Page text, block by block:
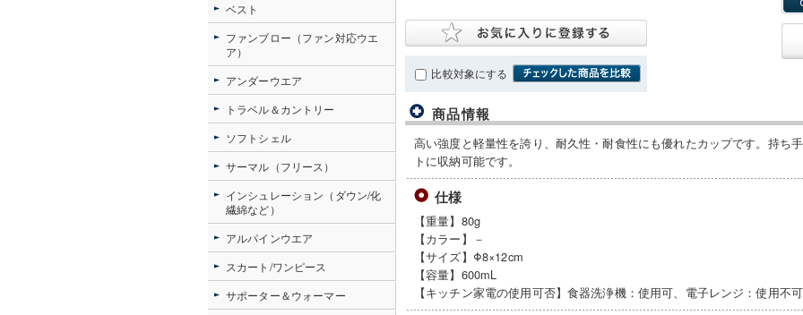
比較対象にする
商品情報
高い強度と軽量性を誇り、耐久性・耐食性にも優れたカップです。持ち
トに収納可能です。
仕様
【重量】80g
【カラー】－
【サイズ】Φ8×12cm
【容量】600mL
【キッチン家電の使用可否】食器洗浄機：使用可、電子レンジ：使用不
ベスト
ファンブロー（ファン対応ウエ
ア）
アンダーウエア
トラベル＆カントリー
ソフトシェル
サーマル（フリース）
インシュレーション（ダウン/化
繊綿など）
アルパインウエア
スカート/ワンピース
サポーター＆ウォーマー